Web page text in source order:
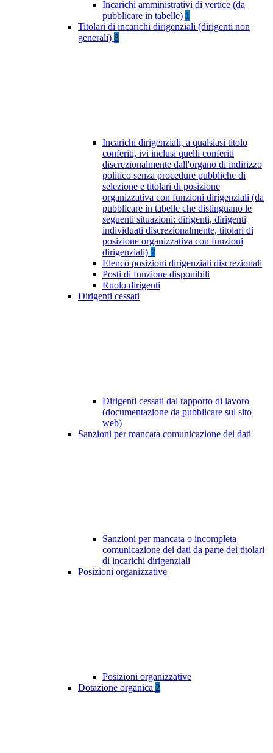
Incarichi amministrativi di vertice (da
pubblicare in tabelle) 1
Titolari di incarichi dirigenziali (dirigenti non
generali) 8
Incarichi dirigenziali, a qualsiasi titolo
conferiti, ivi inclusi quelli conferiti
discrezionalmente dall'organo di indirizzo
politico senza procedure pubbliche di
selezione e titolari di posizione
organizzativa con funzioni dirigenziali (da
pubblicare in tabelle che distinguano le
seguenti situazioni: dirigenti, dirigenti
individuati discrezionalmente, titolari di
posizione organizzativa con funzioni
dirigenziali) 7
Elenco posizioni dirigenziali discrezionali
Posti di funzione disponibili
Ruolo dirigenti
Dirigenti cessati
Dirigenti cessati dal rapporto di lavoro
(documentazione da pubblicare sul sito
web)
Sanzioni per mancata comunicazione dei dati
Sanzioni per mancata o incompleta
comunicazione dei dati da parte dei titolari
di incarichi dirigenziali
Posizioni organizzative
Posizioni organizzative
Dotazione organica 2